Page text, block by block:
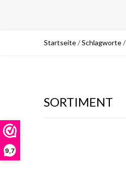
9,7
Startseite/Schlagworte/
SORTIMENT